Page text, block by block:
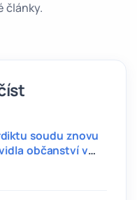
články.
soudu znovu
občanství v